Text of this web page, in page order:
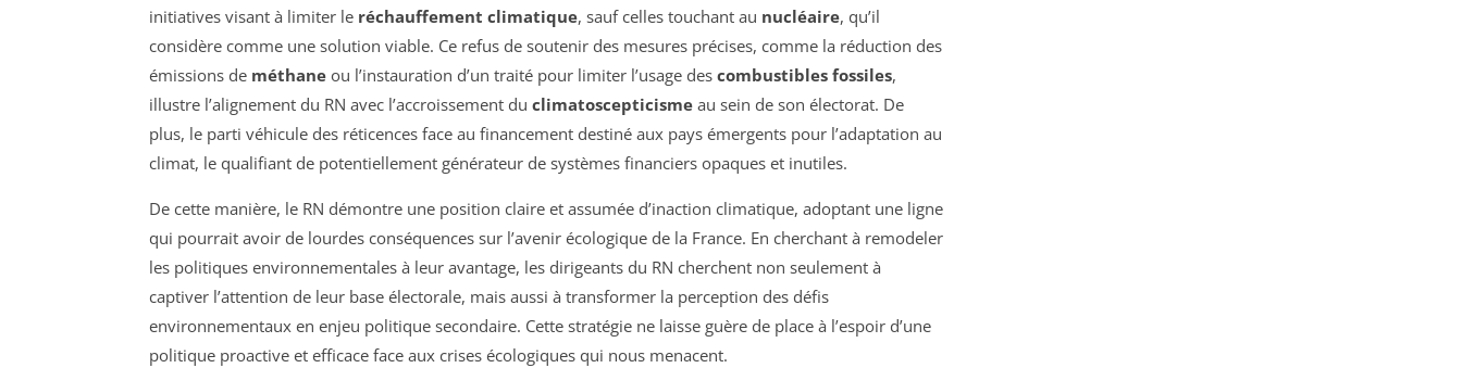
initiatives visant à limiter le réchauffement climatique, sauf celles touchant au nucléaire, qu’il
considère comme une solution viable. Ce refus de soutenir des mesures précises, comme la réduction des
émissions de méthane ou l’instauration d’un traité pour limiter l’usage des combustibles fossiles,
illustre l’alignement du RN avec l’accroissement du climatoscepticisme au sein de son électorat. De
plus, le parti véhicule des réticences face au financement destiné aux pays émergents pour l’adaptation au
climat, le qualifiant de potentiellement générateur de systèmes financiers opaques et inutiles.
De cette manière, le RN démontre une position claire et assumée d’inaction climatique, adoptant une ligne
qui pourrait avoir de lourdes conséquences sur l’avenir écologique de la France. En cherchant à remodeler
les politiques environnementales à leur avantage, les dirigeants du RN cherchent non seulement à
captiver l’attention de leur base électorale, mais aussi à transformer la perception des défis
environnementaux en enjeu politique secondaire. Cette stratégie ne laisse guère de place à l’espoir d’une
politique proactive et efficace face aux crises écologiques qui nous menacent.